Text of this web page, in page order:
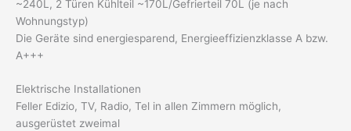
~240L, 2 Türen Kühlteil ~170L/Gefrierteil 70L (je nach
Wohnungstyp)
Die Geräte sind energiesparend, Energieeffizienzklasse A bzw.
A+++
Elektrische Installationen
Feller Edizio, TV, Radio, Tel in allen Zimmern möglich,
ausgerüstet zweimal